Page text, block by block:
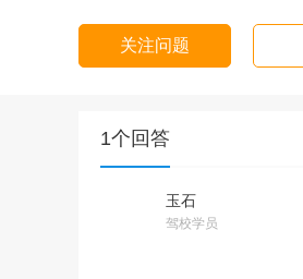
关注问题
1个回答
玉石
驾校学员